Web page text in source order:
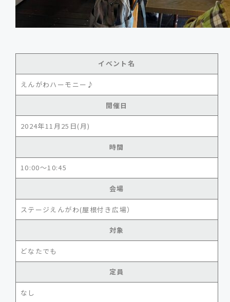
イベント名
えんがわハーモニー♪
開催日
2024年11月25日(月)
時間
10:00～10:45
会場
ステージえんがわ(屋根付き広場）
対象
どなたでも
定員
なし